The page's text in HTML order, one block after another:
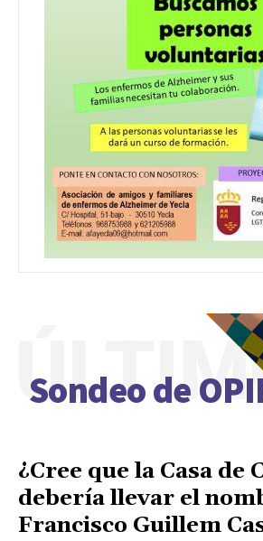
Sondeo de
¿Cree que la Casa de
debería llevar el
Francisco Guillem